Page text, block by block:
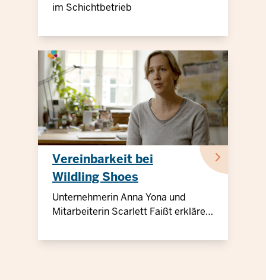
im Schichtbetrieb
Vereinbarkeit bei
Wildling Shoes
Unternehmerin Anna Yona und
Mitarbeiterin Scarlett Faißt erklären
festen Arbeitsplatz für ein ganzes